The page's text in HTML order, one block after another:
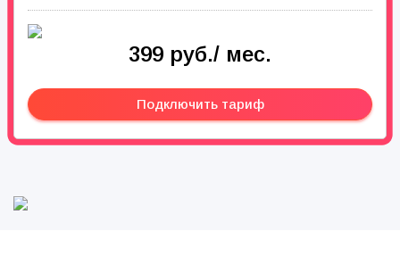
399 руб./ мес.
Подключить тариф